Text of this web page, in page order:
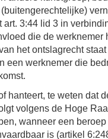
art. 3:44 lid 3 in
die de werknemer
het ontslagrecht
een werknemer die
hanteert, te weten dat
volgens de Hoge
wanneer een
is (artikel